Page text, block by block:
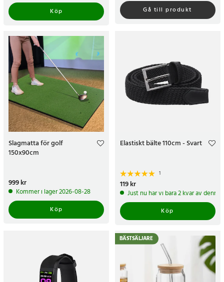
Köp
Gå till produkt
Slagmatta för golf
150x90cm
Pris:999 kr
999 kr
Kommer i lager 2026-08-28
Köp
Elastiskt bälte 110cm - Svart
1
Pris:119 kr
119 kr
Just nu har vi bara 2 kvar av denna
Köp
BÄSTSÄLJARE